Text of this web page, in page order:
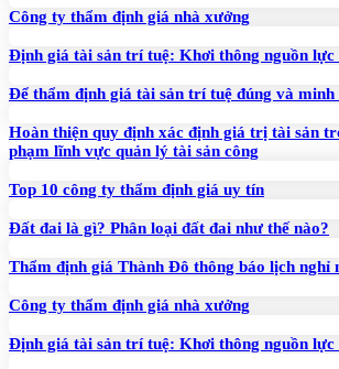
Công ty thẩm định giá nhà xưởng
Định giá tài sản trí tuệ: Khơi thông nguồn lực
Để thẩm định giá tài sản trí tuệ đúng và minh
Hoàn thiện quy định xác định giá trị tài sản
phạm lĩnh vực quản lý tài sản công
Top 10 công ty thẩm định giá uy tín
Đất đai là gì? Phân loại đất đai như thế nào?
Thẩm định giá Thành Đô thông báo lịch nghỉ
Công ty thẩm định giá nhà xưởng
Định giá tài sản trí tuệ: Khơi thông nguồn lực